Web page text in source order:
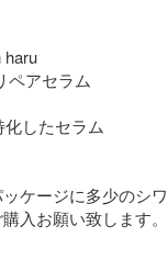
ペアセラム
したセラム
ケージに多少のシ
入お願い致します。